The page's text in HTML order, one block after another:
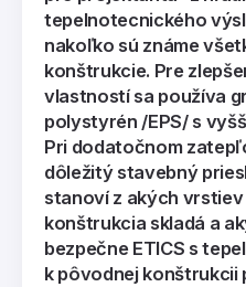
tepelnotecnického
nakoľko sú známe
konštrukcie. Pre
vlastností sa používa
polystyrén /EPS/ s
Pri dodatočnom
dôležitý stavebný
stanoví z akých
konštrukcia skladá a
bezpečne ETICS s
k pôvodnej konštrukcii